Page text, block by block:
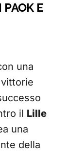
E
una
il Lille
una
della